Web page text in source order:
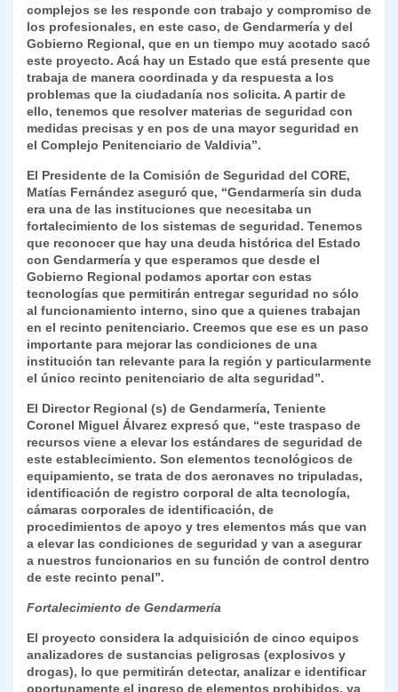
complejos se les responde con trabajo y compromiso de
los profesionales, en este caso, de Gendarmería y del
Gobierno Regional, que en un tiempo muy acotado sacó
este proyecto. Acá hay un Estado que está presente que
trabaja de manera coordinada y da respuesta a los
problemas que la ciudadanía nos solicita. A partir de
ello, tenemos que resolver materias de seguridad con
medidas precisas y en pos de una mayor seguridad en
el Complejo Penitenciario de Valdivia”.
El Presidente de la Comisión de Seguridad del CORE,
Matías Fernández aseguró que, “Gendarmería sin duda
era una de las instituciones que necesitaba un
fortalecimiento de los sistemas de seguridad. Tenemos
que reconocer que hay una deuda histórica del Estado
con Gendarmería y que esperamos que desde el
Gobierno Regional podamos aportar con estas
tecnologías que permitirán entregar seguridad no sólo
al funcionamiento interno, sino que a quienes trabajan
en el recinto penitenciario. Creemos que ese es un paso
importante para mejorar las condiciones de una
institución tan relevante para la región y particularmente
el único recinto penitenciario de alta seguridad”.
El Director Regional (s) de Gendarmería, Teniente
Coronel Miguel Álvarez expresó que, “este traspaso de
recursos viene a elevar los estándares de seguridad de
este establecimiento. Son elementos tecnológicos de
equipamiento, se trata de dos aeronaves no tripuladas,
identificación de registro corporal de alta tecnología,
cámaras corporales de identificación, de
procedimientos de apoyo y tres elementos más que van
a elevar las condiciones de seguridad y van a asegurar
a nuestros funcionarios en su función de control dentro
de este recinto penal”.
Fortalecimiento de Gendarmería
El proyecto considera la adquisición de cinco equipos
analizadores de sustancias peligrosas (explosivos y
drogas), lo que permitirán detectar, analizar e identificar
oportunamente el ingreso de elementos prohibidos, ya